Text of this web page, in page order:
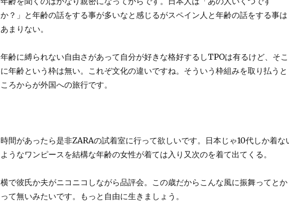
か？」と年齢の話をする事が多いなと感じるがスペイン人と年齢の話をする事は
あまりない。
年齢に縛られない自由さがあって自分が好きな格好するしTPOは有るけど、そこ
に年齢という枠は無い。これぞ文化の違いですね。そういう枠組みを取り払うと
ころからが外国への旅行です。
時間があったら是非ZARAの試着室に行って欲しいです。日本じゃ10代しか着な
ようなワンピースを結構な年齢の女性が着ては入り又次のを着て出てくる。
横で彼氏か夫がニコニコしながら品評会。この歳だからこんな風に振舞ってとか
って無いみたいです。もっと自由に生きましょう。